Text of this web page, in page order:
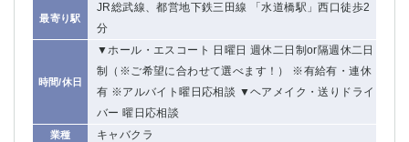
最寄り駅
JR総武線、都営地下鉄三田線 「水道橋駅」西口徒歩2
分
時間/休日
▼ホール・エスコート 日曜日 週休二日制or隔週休二日
制（※ご希望に合わせて選べます！） ※有給有・連休
有 ※アルバイト曜日応相談 ▼ヘアメイク・送りドライ
バー 曜日応相談
業種 キャバクラ